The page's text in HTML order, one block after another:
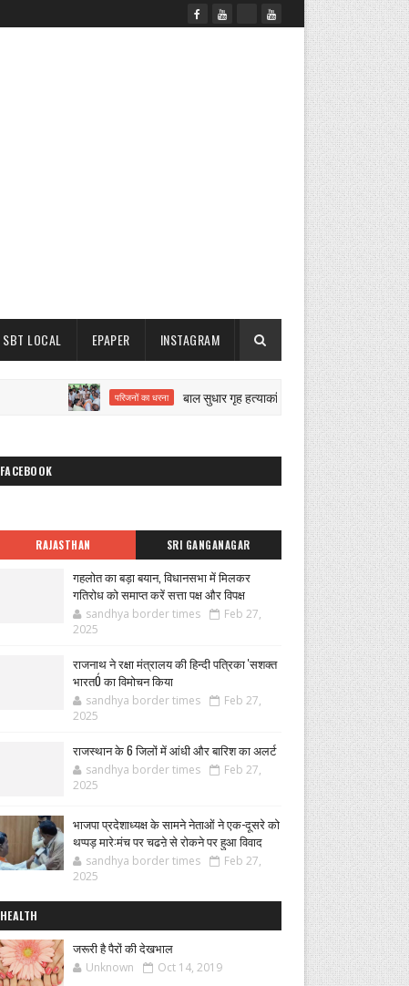
SBT LOCAL EPAPER INSTAGRAM
परिजनों का धरना बाल सुधार गृह हत्याकांड पर बवाल नगर परिषद
FACEBOOK
RAJASTHAN SRI GANGANAGAR
गहलोत का बड़ा बयान, विधानसभा में मिलकर
गतिरोध को समाप्त करें सत्ता पक्ष और विपक्ष
sandhya border times
Feb 27,
2025
राजनाथ ने रक्षा मंत्रालय की हिन्दी पत्रिका 'सशक्त
भारतÓ का विमोचन किया
sandhya border times
Feb 27,
2025
राजस्थान के 6 जिलों में आंधी और बारिश का अलर्ट
sandhya border times
Feb 27,
2025
भाजपा प्रदेशाध्यक्ष के सामने नेताओं ने एक-दूसरे को
थप्पड़ मारे:मंच पर चढऩे से रोकने पर हुआ विवाद
sandhya border times
Feb 27,
2025
HEALTH
जरूरी है पैरों की देखभाल
Unknown Oct 14, 2019